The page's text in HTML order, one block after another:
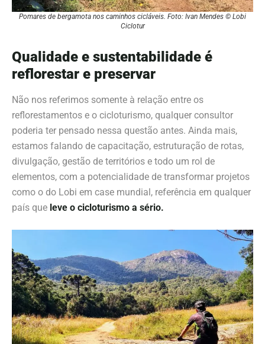
Pomares de bergamota nos caminhos cicláveis. Foto: Ivan Mendes © Lobi
Ciclotur
Qualidade e sustentabilidade é
reflorestar e preservar
Não nos referimos somente à relação entre os
reflorestamentos e o cicloturismo, qualquer consultor
poderia ter pensado nessa questão antes. Ainda mais,
estamos falando de capacitação, estruturação de rotas,
divulgação, gestão de territórios e todo um rol de
elementos, com a potencialidade de transformar projetos
como o do Lobi em case mundial, referência em qualquer
país que leve o cicloturismo a sério.